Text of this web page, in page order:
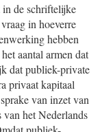
de schriftelijke
in hoeverre
hebben
aantal armen dat
dat publiek-private
privaat kapitaal
van inzet van
het Nederlands